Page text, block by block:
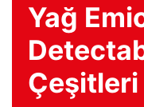
Yağ
Çeşitleri